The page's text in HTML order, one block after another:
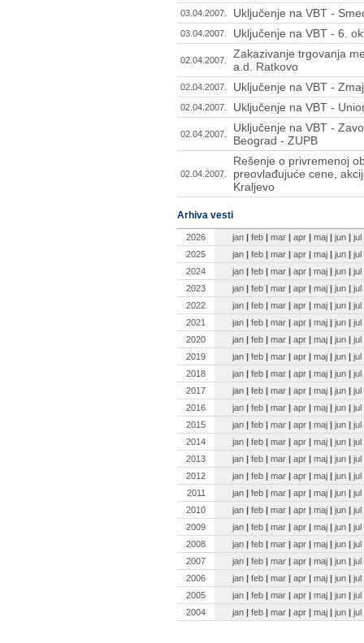
03.04.2007. Uključenje na VBT -
03.04.2007. Uključenje na VBT - 6.
02.04.2007.
Zakazivanje trgovanja
a.d. Ratkovo
02.04.2007. Uključenje na VBT -
02.04.2007. Uključenje na VBT -
02.04.2007.
Uključenje na VBT -
Beograd - ZUPB
02.04.2007.
Rešenje o privremenoj
preovlađujuće cene,
Kraljevo
Arhiva vesti
2026 jan | feb | mar | apr | maj | jun | jul
2025
jan | feb | mar | apr | maj | jun | jul
2024
jan | feb | mar | apr | maj | jun | jul
2023
jan | feb | mar | apr | maj | jun | jul
2022
jan | feb | mar | apr | maj | jun | jul
2021
jan | feb | mar | apr | maj | jun | jul
2020
jan | feb | mar | apr | maj | jun | jul
2019
jan | feb | mar | apr | maj | jun | jul
2018
jan | feb | mar | apr | maj | jun | jul
2017
jan | feb | mar | apr | maj | jun | jul
2016
jan | feb | mar | apr | maj | jun | jul
2015
jan | feb | mar | apr | maj | jun | jul
2014
jan | feb | mar | apr | maj | jun | jul
2013
jan | feb | mar | apr | maj | jun | jul
2012
jan | feb | mar | apr | maj | jun | jul
2011
jan | feb | mar | apr | maj | jun | jul
2010
jan | feb | mar | apr | maj | jun | jul
2009
jan | feb | mar | apr | maj | jun | jul
2008
jan | feb | mar | apr | maj | jun | jul
2007
jan | feb | mar | apr | maj | jun | jul
2006
jan | feb | mar | apr | maj | jun | jul
2005
jan | feb | mar | apr | maj | jun | jul
2004
jan | feb | mar | apr | maj | jun | jul